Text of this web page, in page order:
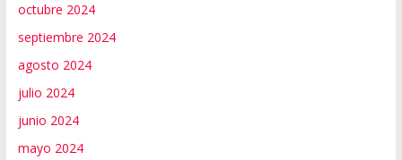
octubre 2024
septiembre 2024
agosto 2024
julio 2024
junio 2024
mayo 2024